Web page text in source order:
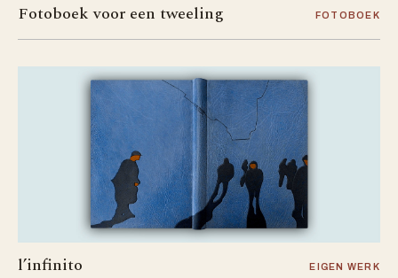
Fotoboek voor een tweeling FOTOBOEK
l’infinito EIGEN WERK